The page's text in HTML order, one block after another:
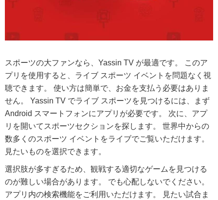
スポーツの大ファンなら、Yassin TV が最適です。 このア
プリを使用すると、ライブ スポーツ イベントを問題なく視
聴できます。 使い方は簡単で、お金を支払う必要はありま
せん。 Yassin TV でライブ スポーツを見つけるには、まず
Android スマートフォンにアプリが必要です。 次に、アプ
リを開いてスポーツセクションを探します。 世界中からの
数多くのスポーツ イベントをライブでご覧いただけます。
見たいものを選択できます。
選択肢が多すぎるため、観戦する適切なゲームを見つける
のが難しい場合があります。 でも心配しないでください。
アプリ内の検索機能をご利用いただけます。 見たい試合ま